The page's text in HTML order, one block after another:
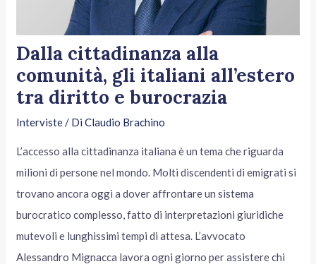
Dalla cittadinanza alla
comunità, gli italiani all’estero
tra diritto e burocrazia
Interviste / DiClaudio Brachino
L’accesso alla cittadinanza italiana è un tema che riguarda
milioni di persone nel mondo. Molti discendenti di emigrati si
trovano ancora oggi a dover affrontare un sistema
burocratico complesso, fatto di interpretazioni giuridiche
mutevoli e lunghissimi tempi di attesa. L’avvocato
Alessandro Mignacca lavora ogni giorno per assistere chi